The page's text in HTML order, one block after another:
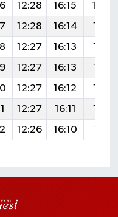
12:28 16:15
19:20
12:28 16:14
19:18
12:27 16:13
19:17
12:27 16:13
19:15
12:27 16:12
19:14
12:27 16:11
19:12
12:26 16:10 19:11